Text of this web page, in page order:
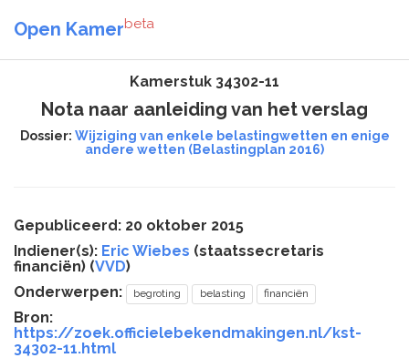
Open Kamerbeta
Kamerstuk 34302-11
Nota naar aanleiding van het verslag
Dossier: Wijziging van enkele belastingwetten en enige
andere wetten (Belastingplan 2016)
Gepubliceerd: 20 oktober 2015
Indiener(s): Eric Wiebes (staatssecretaris
financiën) (VVD)
Onderwerpen:
begroting belasting financiën
Bron:
https://zoek.officielebekendmakingen.nl/kst-
34302-11.html